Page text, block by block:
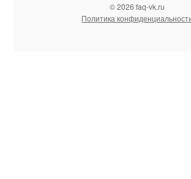
© 2026 faq-vk.ru
Политика